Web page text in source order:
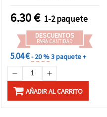
6.30€ 1-2 paquete
DESCUENTOS
PARA CANTIDAD
5.04 €- 20 %3 paquete +
AÑADIR AL CARRITO